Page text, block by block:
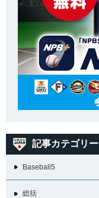
記事カテゴリー
Baseball5
総括